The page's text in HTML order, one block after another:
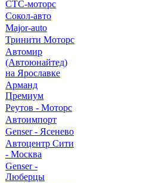
СТС-моторс
Сокол-авто
Major-auto
Тринити Моторс
Автомир
(Автоюнайтед)
на Ярославке
Арманд
Премиум
Реутов - Моторс
Автоимпорт
Genser - Ясенево
Автоцентр Сити
- Москва
Genser -
Люберцы